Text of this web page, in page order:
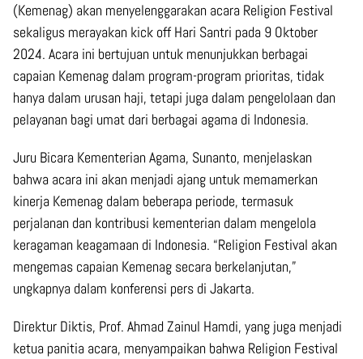
(Kemenag) akan menyelenggarakan acara Religion Festival
sekaligus merayakan kick off Hari Santri pada 9 Oktober
2024. Acara ini bertujuan untuk menunjukkan berbagai
capaian Kemenag dalam program-program prioritas, tidak
hanya dalam urusan haji, tetapi juga dalam pengelolaan dan
pelayanan bagi umat dari berbagai agama di Indonesia.
Juru Bicara Kementerian Agama, Sunanto, menjelaskan
bahwa acara ini akan menjadi ajang untuk memamerkan
kinerja Kemenag dalam beberapa periode, termasuk
perjalanan dan kontribusi kementerian dalam mengelola
keragaman keagamaan di Indonesia. “Religion Festival akan
mengemas capaian Kemenag secara berkelanjutan,”
ungkapnya dalam konferensi pers di Jakarta.
Direktur Diktis, Prof. Ahmad Zainul Hamdi, yang juga menjadi
ketua panitia acara, menyampaikan bahwa Religion Festival